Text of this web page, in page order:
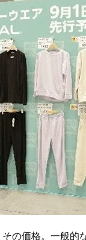
の価格。一般